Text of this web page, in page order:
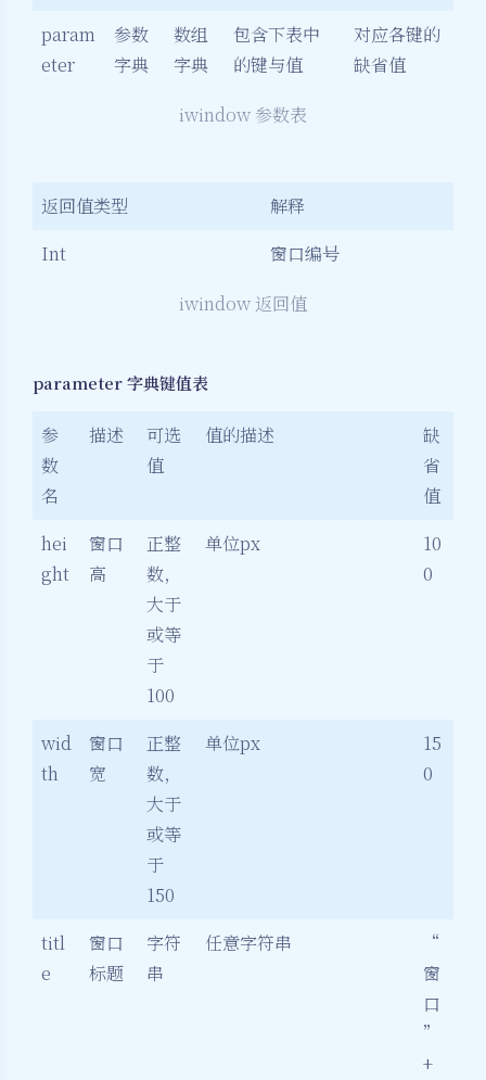
param
eter
参数
字典
数组
字典
包含下表中
的键与值
对应各键的
缺省值
iwindow 参数表
返回值类型
解释
Int
窗口编号
iwindow 返回值
parameter 字典键值表
参
数
名
描述
可选
值
值的描述
缺
省
值
hei
ght
窗口
高
正整
数，
大于
或等
于
100
单位px
10
0
wid
th
窗口
宽
正整
数，
大于
或等
于
150
单位px
15
0
titl
e
窗口
标题
字符
串
任意字符串
“
窗
口
”
+